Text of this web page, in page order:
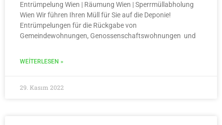
Entrümpelung Wien | Räumung Wien | Sperrmüllabholung
Wien Wir führen Ihren Müll für Sie auf die Deponie!
Entrümpelungen für die Rückgabe von
Gemeindewohnungen, Genossenschaftswohnungen und
WEITERLESEN »
29. Kasım 2022